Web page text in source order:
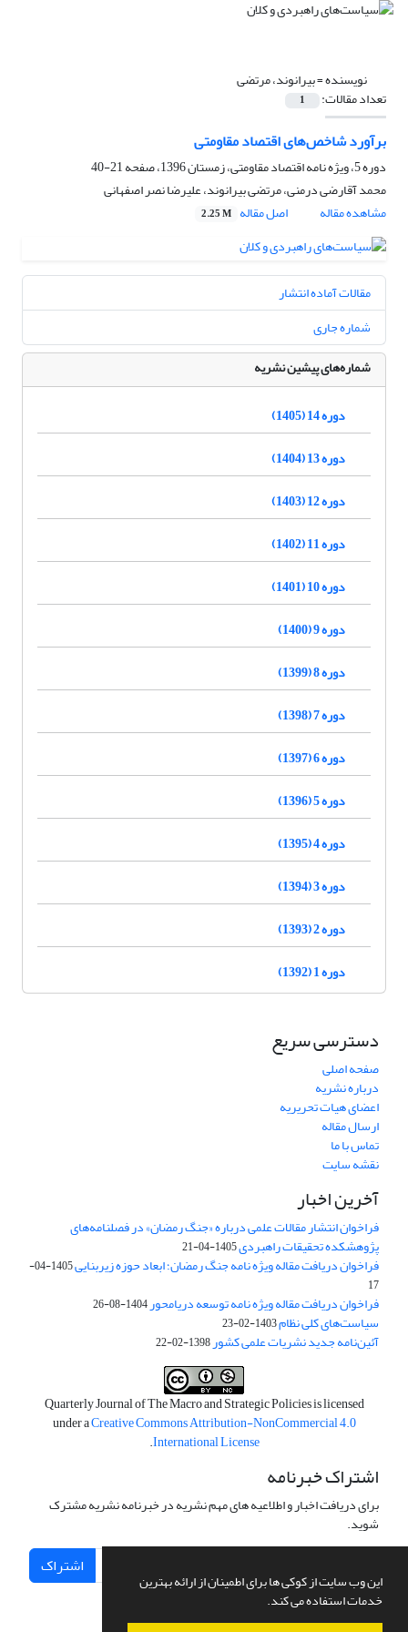
این وب سایت از کوکی ها برای اطمینان از ارائه بهترین
خدمات استفاده می کند.
نویسنده =بیرانوند، مرتضی
تعداد مقالات: 1
برآورد شاخص‌های اقتصاد مقاومتی
دوره 5، ویژه نامه اقتصاد مقاومتی، زمستان 1396، صفحه
21-40
محمد آقارضی درمنی، مرتضی بیرانوند، علیرضا نصر اصفهانی
مشاهده مقاله
اصل مقاله 2.25 M
مقالات آماده انتشار
شماره جاری
شماره‌های پیشین نشریه
دوره 14 (1405)
دوره 13 (1404)
دوره 12 (1403)
دوره 11 (1402)
دوره 10 (1401)
دوره 9 (1400)
دوره 8 (1399)
دوره 7 (1398)
دوره 6 (1397)
دوره 5 (1396)
دوره 4 (1395)
دوره 3 (1394)
دوره 2 (1393)
دوره 1 (1392)
دسترسی سریع
صفحه اصلی
درباره نشریه
اعضای هیات تحریریه
ارسال مقاله
تماس با ما
نقشه سایت
آخرین اخبار
فراخوان انتشار مقالات علمی درباره «جنگ رمضان» در فصلنامه‌های
پژوهشکده تحقیقات راهبردی1405-04-21
فراخوان دریافت مقاله ویژه نامه جنگ رمضان؛ ابعاد حوزه زیربنایی
1405-04-
17
فراخوان دریافت مقاله ویژه نامه توسعه دریامحور1404-08-26
سیاست‌های کلی نظام1403-02-23
آئین‌نامه جدید نشریات علمی کشور1398-02-22
Quarterly Journal of The Macro and Strategic Policies is licensed
under aCreative Commons Attribution-NonCommercial 4.0
International License
.
اشتراک خبرنامه
برای دریافت اخبار و اطلاعیه های مهم نشریه در خبرنامه نشریه مشترک
شوید.
اشتراک